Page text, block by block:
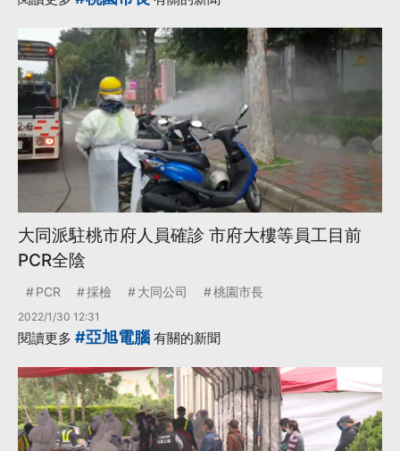
大同派駐桃市府人員確診 市府大樓等員工目前
PCR全陰
PCR 採檢 大同公司 桃園市長
2022/1/30 12:31
閱讀更多 #亞旭電腦 有關的新聞